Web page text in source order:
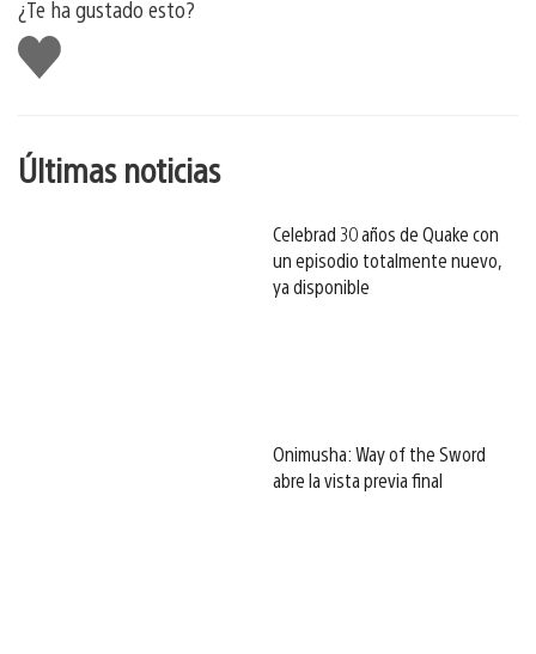
¿Te ha gustado esto?
Me
gusta
Últimas noticias
Celebrad 30 años de Quake con
un episodio totalmente nuevo,
ya disponible
Onimusha: Way of the Sword
abre la vista previa final